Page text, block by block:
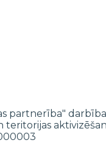
partnerība"
teritorijas